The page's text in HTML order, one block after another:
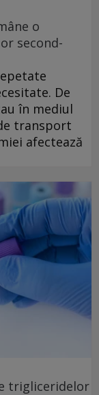
o
second-
De
în mediul
transport
afectează
trigliceridelor